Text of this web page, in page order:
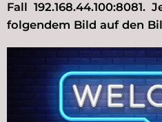
Fall
folgendem Bild auf den